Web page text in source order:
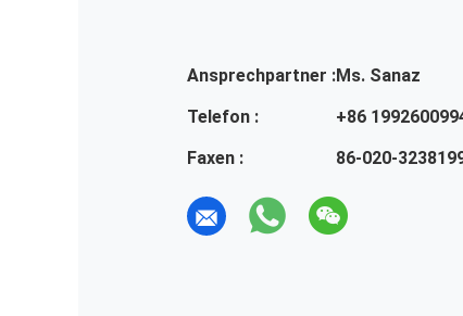
Ansprechpartner :Ms. Sanaz
Telefon :
+86
Faxen :
86-020-